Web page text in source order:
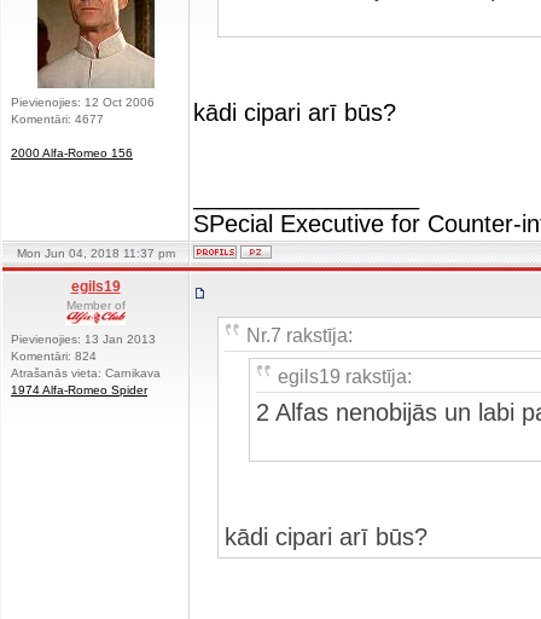
Pievienojies: 12 Oct 2006
Komentāri: 4677
2000 Alfa-Romeo 156
kādi cipari arī būs?
SPecial Executive for Counter-
Mon Jun 04, 2018 11:37 pm
egils19
Member of
Pievienojies: 13 Jan 2013
Komentāri: 824
Atrašanās vieta: Carnikava
1974 Alfa-Romeo Spider
Nr.7 rakstīja:
egils19 rakstīja:
2 Alfas nenobijās un labi
kādi cipari arī būs?